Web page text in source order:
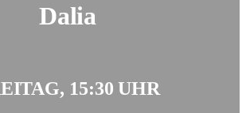
Dalia
15:30 UHR